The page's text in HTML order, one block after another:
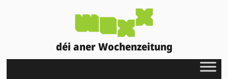
déi aner Wochenzeitung